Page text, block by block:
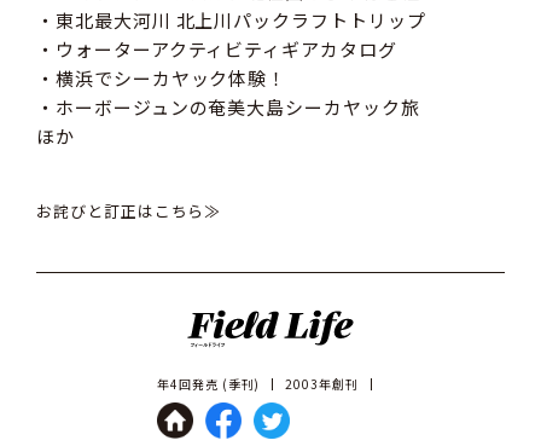
・東北最大河川 北上川パックラフトトリップ
・ウォーターアクティビティギアカタログ
・横浜でシーカヤック体験！
・ホーボージュンの奄美大島シーカヤック旅
ほか
お詫びと訂正はこちら≫
年4回発売 (季刊) 2003年創刊